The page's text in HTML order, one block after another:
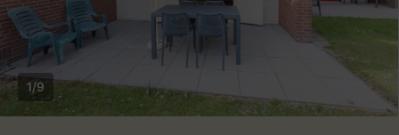
1/9